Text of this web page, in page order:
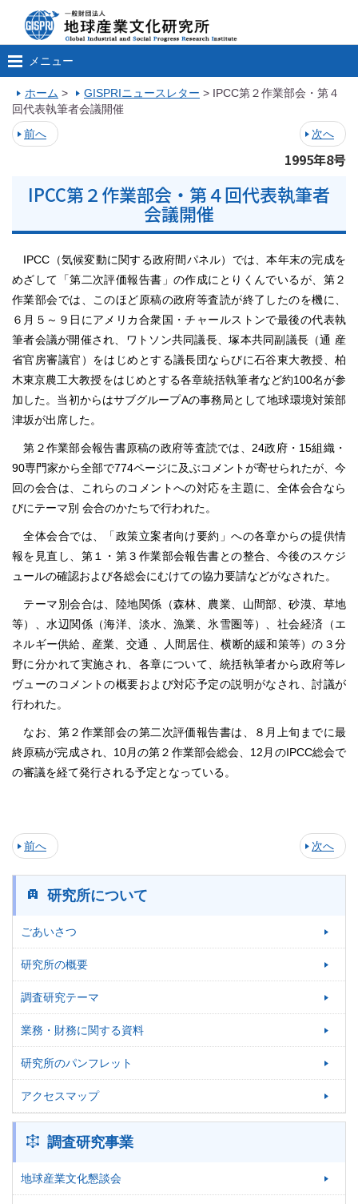
メニュー
ホーム > GISPRIニュースレター > IPCC第２作業部会・第４
回代表執筆者会議開催
前へ
次へ
1995年8号
IPCC第２作業部会・第４回代表執筆者
会議開催
IPCC（気候変動に関する政府間パネル）では、本年末の完成を
めざして「第二次評価報告書」の作成にとりくんでいるが、第２
作業部会では、このほど原稿の政府等査読が終了したのを機に、
６月５～９日にアメリカ合衆国・チャールストンで最後の代表執
筆者会議が開催され、ワトソン共同議長、塚本共同副議長（通 産
省官房審議官）をはじめとする議長団ならびに石谷東大教授、柏
木東京農工大教授をはじめとする各章統括執筆者など約100名が参
加した。当初からはサブグループAの事務局として地球環境対策部
津坂が出席した。
第２作業部会報告書原稿の政府等査読では、24政府・15組織・
90専門家から全部で774ページに及ぶコメントが寄せられたが、今
回の会合は、これらのコメントへの対応を主題に、全体会合なら
びにテーマ別 会合のかたちで行われた。
全体会合では、「政策立案者向け要約」への各章からの提供情
報を見直し、第１・第３作業部会報告書との整合、今後のスケジ
ュールの確認および各総会にむけての協力要請などがなされた。
テーマ別会合は、陸地関係（森林、農業、山間部、砂漠、草地
等）、水辺関係（海洋、淡水、漁業、氷雪圏等）、社会経済（エ
ネルギー供給、産業、交通 、人間居住、横断的緩和策等）の３分
野に分かれて実施され、各章について、統括執筆者から政府等レ
ヴューのコメントの概要および対応予定の説明がなされ、討議が
行われた。
なお、第２作業部会の第二次評価報告書は、８月上旬までに最
終原稿が完成され、10月の第２作業部会総会、12月のIPCC総会で
の審議を経て発行される予定となっている。
前へ 次へ
研究所について
ごあいさつ
研究所の概要
調査研究テーマ
業務・財務に関する資料
研究所のパンフレット
アクセスマップ
調査研究事業
地球産業文化懇談会